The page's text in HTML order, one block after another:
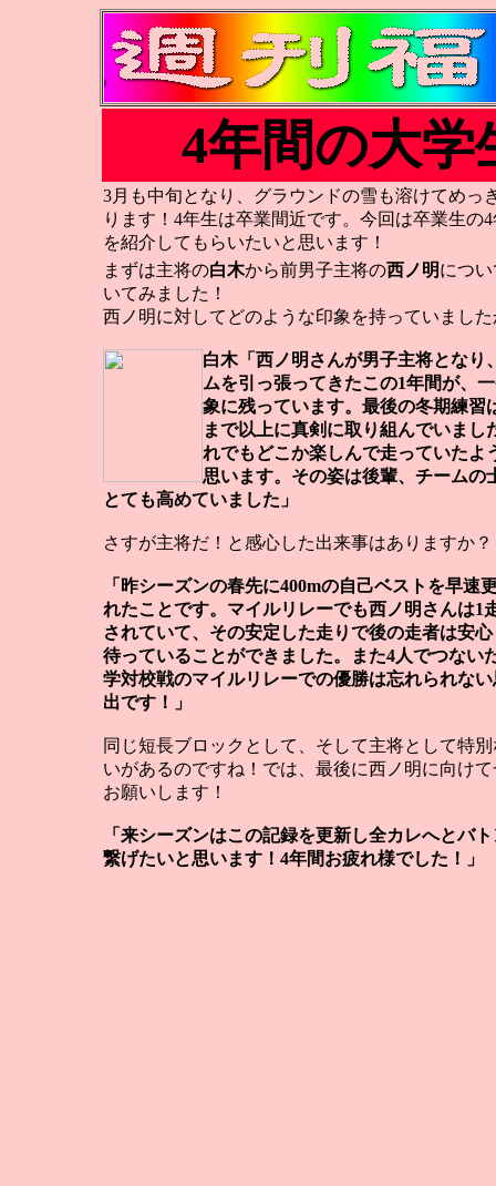
4年間の大学
3月も中旬となり、グラウンドの雪も溶けてめ
ります！4年生は卒業間近です。今回は卒業生
を紹介してもらいたいと思います！
まずは主将の白木から前男子主将の西ノ明につ
いてみました！
西ノ明に対してどのような印象を持っていまし
白木「西ノ明さんが男子主将となり
ムを引っ張ってきたこの1年間が、
象に残っています。最後の冬期練習
まで以上に真剣に取り組んでいまし
れでもどこか楽しんで走っていたよ
思います。その姿は後輩、チームの
とても高めていました」
さすが主将だ！と感心した出来事はありますか？
「昨シーズンの春先に400mの自己ベストを早速
れたことです。マイルリレーでも西ノ明さんは1
されていて、その安定した走りで後の走者は安
待っていることができました。また4人でつない
学対校戦のマイルリレーでの優勝は忘れられな
出です！」
同じ短長ブロックとして、そして主将として特
いがあるのですね！では、最後に西ノ明に向け
お願いします！
「来シーズンはこの記録を更新し全カレへとバ
繋げたいと思います！4年間お疲れ様でした！」